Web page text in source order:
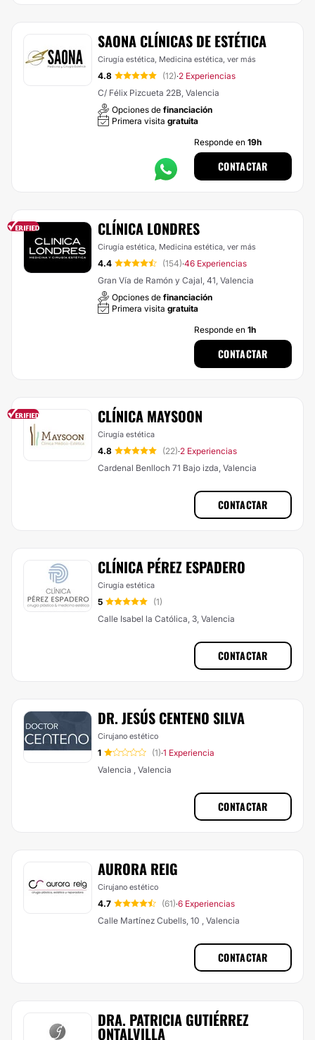
SAONA CLÍNICAS DE ESTÉTICA
Cirugía estética, Medicina estética, ver más
4.8 (12)·2 Experiencias
C/ Félix Pizcueta 22B, Valencia
Opciones de financiación
Primera visita gratuita
Responde en 19h
CONTACTAR
CLÍNICA LONDRES
Cirugía estética, Medicina estética, ver más
4.4 (154)·46 Experiencias
Gran Vía de Ramón y Cajal, 41, Valencia
Opciones de financiación
Primera visita gratuita
Responde en 1h
CONTACTAR
CLÍNICA MAYSOON
Cirugía estética
4.8 (22)·2 Experiencias
Cardenal Benlloch 71 Bajo izda, Valencia
CONTACTAR
CLÍNICA PÉREZ ESPADERO
Cirugía estética
5
(1)
Calle Isabel la Católica, 3, Valencia
CONTACTAR
DR. JESÚS CENTENO SILVA
Cirujano estético
1 (1)·1 Experiencia
Valencia , Valencia
CONTACTAR
AURORA REIG
Cirujano estético
4.7 (61)·6 Experiencias
Calle Martínez Cubells, 10 , Valencia
CONTACTAR
DRA. PATRICIA GUTIÉRREZ
ONTALVILLA